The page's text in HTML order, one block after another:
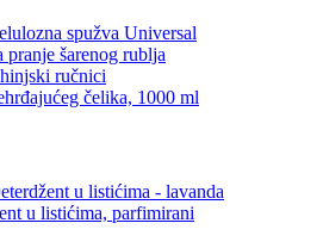
spužva Universal
šarenog rublja
ručnici
čelika, 1000 ml
u listićima - lavanda
u listićima, parfimirani